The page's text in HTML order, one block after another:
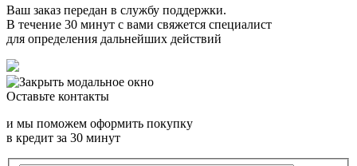
Ваш заказ передан в службу поддержки.
В течение 30 минут с вами свяжется специалист
для определения дальнейших действий
Оставьте контакты
и мы поможем оформить покупку
в кредит за 30 минут